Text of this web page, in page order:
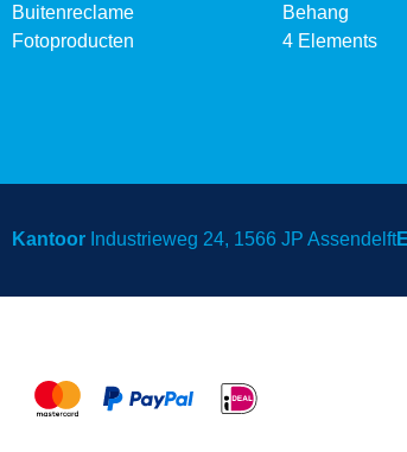
Buitenreclame
Fotoproducten
Behang
4 Elements
Kantoor Industrieweg 24, 1566 JP Assendelft